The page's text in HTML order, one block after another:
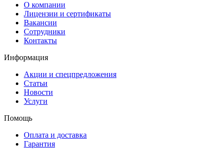
О компании
Лицензии и сертификаты
Вакансии
Сотрудники
Контакты
Информация
Акции и спецпредложения
Статьи
Новости
Услуги
Помощь
Оплата и доставка
Гарантия